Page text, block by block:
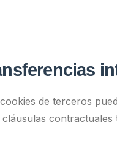
de terceros
cláusulas